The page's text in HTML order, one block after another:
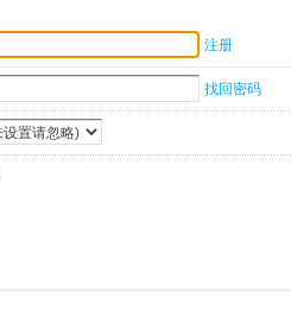
注册
找回密码